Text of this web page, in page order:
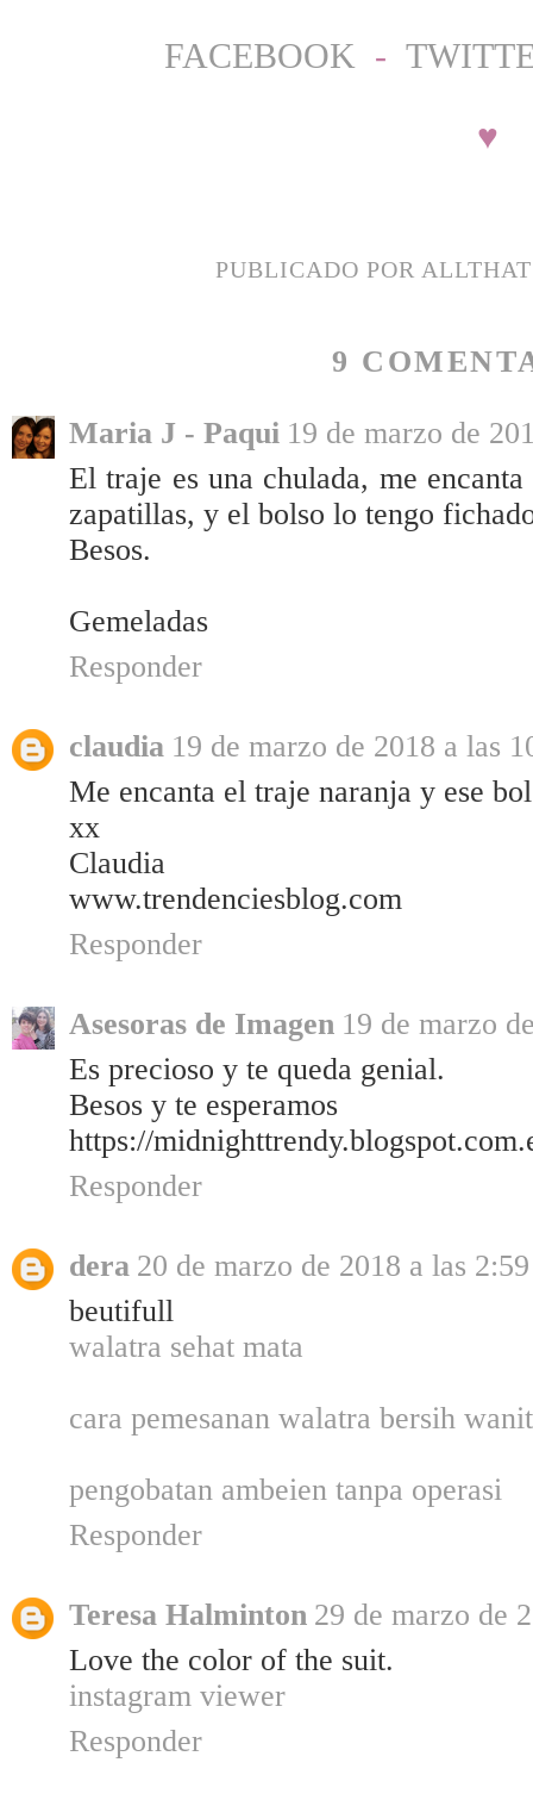
FACEBOOK -
♥
PUBLICADO POR
9
Maria J - Paqui 19 de marzo de
El traje es una chulada, me
zapatillas, y el bolso lo tengo
Besos.
Gemeladas
Responder
claudia 19 de marzo de 2018 a las
Me encanta el traje naranja y ese
xx
Claudia
www.trendenciesblog.com
Responder
Asesoras de Imagen 19 de marzo
Es precioso y te queda genial.
Besos y te esperamos
https://
Responder
dera 20 de marzo de 2018 a las 2:59
beutifull
walatra sehat mata
cara pemesanan walatra bersih
pengobatan ambeien tanpa operasi
Responder
Teresa Halminton 29 de marzo de
Love the color of the suit.
instagram viewer
Responder